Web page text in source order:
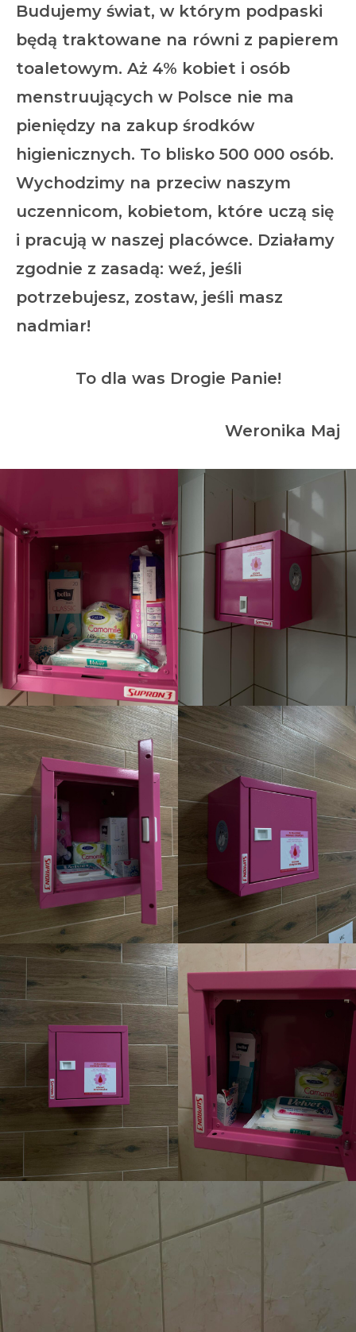
Budujemy świat, w którym podpaski
będą traktowane na równi z papierem
toaletowym. Aż 4% kobiet i osób
menstruujących w Polsce nie ma
pieniędzy na zakup środków
higienicznych. To blisko 500 000 osób.
Wychodzimy na przeciw naszym
uczennicom, kobietom, które uczą się
i pracują w naszej placówce. Działamy
zgodnie z zasadą: weź, jeśli
potrzebujesz, zostaw, jeśli masz
nadmiar!
To dla was Drogie Panie!
Weronika Maj